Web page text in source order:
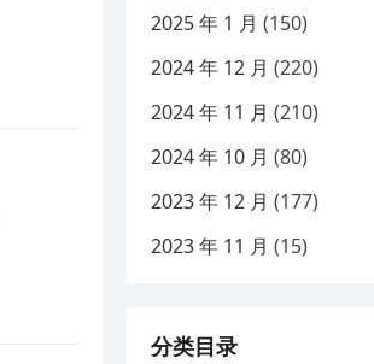
2025 年 1 月 (150)
2024 年 12 月 (220)
2024 年 11 月 (210)
2024 年 10 月 (80)
2023 年 12 月 (177)
2023 年 11 月 (15)
分类目录